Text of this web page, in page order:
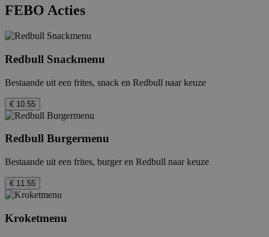
FEBO Acties
Redbull Snackmenu
Bestaande uit een frites, snack en Redbull naar keuze
€ 10.55
Redbull Burgermenu
Bestaande uit een frites, burger en Redbull naar keuze
€ 11.55
Kroketmenu